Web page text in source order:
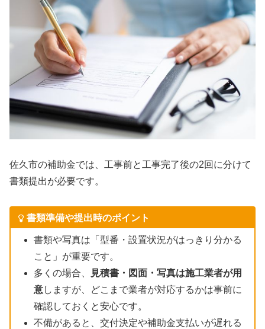
佐久市の補助金では、工事前と工事完了後の2回に分けて
書類提出が必要です。
書類準備や提出時のポイント
書類や写真は「型番・設置状況がはっきり分かる
こと」が重要です。
多くの場合、
見積書・図面・写真は施工業者が用
意しますが、どこまで業者が対応するかは事前に
確認しておくと安心です。
不備があると、交付決定や補助金支払いが遅れる